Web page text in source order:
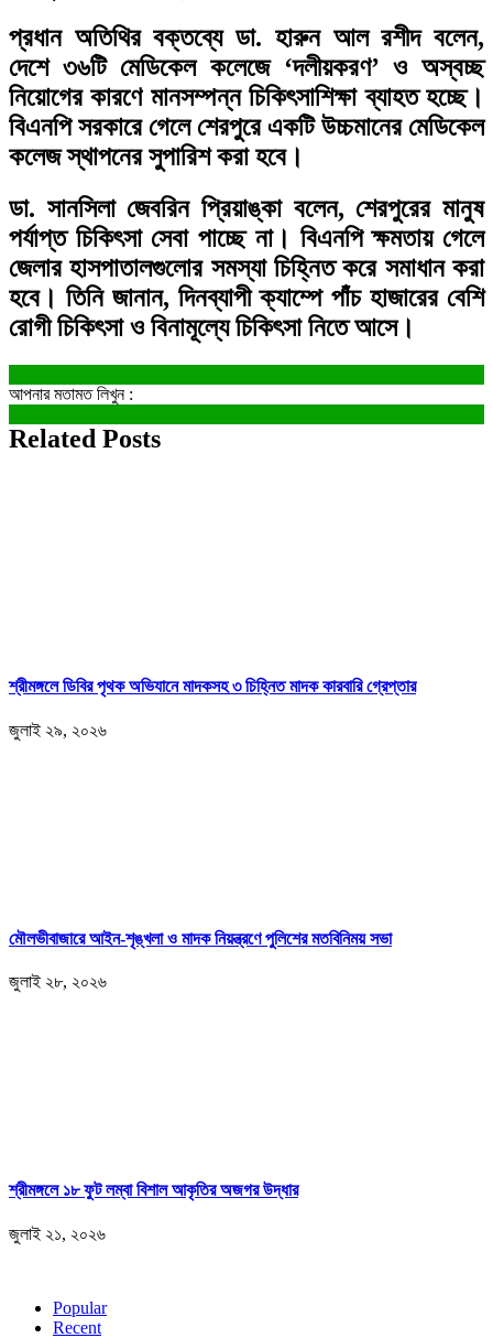
প্রধান অতিথির বক্তব্যে ডা. হারুন আল রশীদ বলেন,
দেশে ৩৬টি মেডিকেল কলেজে ‘দলীয়করণ’ ও অস্বচ্ছ
নিয়োগের কারণে মানসম্পন্ন চিকিৎসাশিক্ষা ব্যাহত হচ্ছে।
বিএনপি সরকারে গেলে শেরপুরে একটি উচ্চমানের মেডিকেল
কলেজ স্থাপনের সুপারিশ করা হবে।
ডা. সানসিলা জেবরিন প্রিয়াঙ্কা বলেন, শেরপুরের মানুষ
পর্যাপ্ত চিকিৎসা সেবা পাচ্ছে না। বিএনপি ক্ষমতায় গেলে
জেলার হাসপাতালগুলোর সমস্যা চিহ্নিত করে সমাধান করা
হবে। তিনি জানান, দিনব্যাপী ক্যাম্পে পাঁচ হাজারের বেশি
রোগী চিকিৎসা ও বিনামূল্যে চিকিৎসা নিতে আসে।
আপনার মতামত লিখুন :
Related Posts
শ্রীমঙ্গলে ডিবির পৃথক অভিযানে মাদকসহ ৩ চিহ্নিত মাদক কারবারি গ্রেপ্তার
জুলাই ২৯, ২০২৬
মৌলভীবাজারে আইন-শৃঙ্খলা ও মাদক নিয়ন্ত্রণে পুলিশের মতবিনিময় সভা
জুলাই ২৮, ২০২৬
শ্রীমঙ্গলে ১৮ ফুট লম্বা বিশাল আকৃতির অজগর উদ্ধার
জুলাই ২১, ২০২৬
Popular
Recent